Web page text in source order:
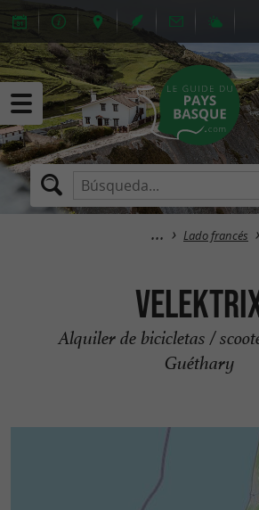
Lado francés
Alquiler de bicicletas /
Guéthary